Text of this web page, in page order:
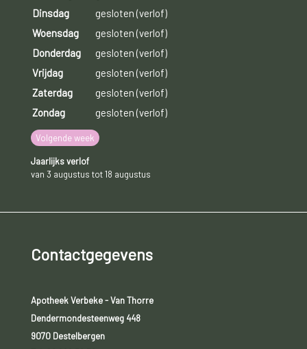
Dinsdag
gesloten (verlof)
Woensdag
gesloten (verlof)
Donderdag
gesloten (verlof)
Vrijdag
gesloten (verlof)
Zaterdag
gesloten (verlof)
Zondag
gesloten (verlof)
Volgende week
Jaarlijks verlof
van 3 augustus tot 18 augustus
Contactgegevens
Apotheek Verbeke - Van Thorre
Dendermondesteenweg 448
9070 Destelbergen